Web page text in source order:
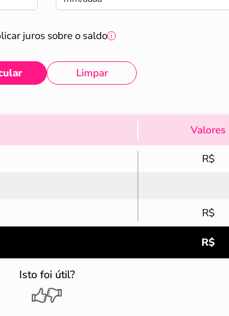
juros sobre o saldo
Limpar
Valores
R$
R$
R$
Isto foi útil?